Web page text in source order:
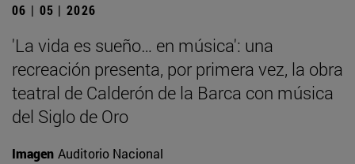
06 | 05 | 2026
'La vida es sueño… en música': una
recreación presenta, por primera vez, la obra
teatral de Calderón de la Barca con música
del Siglo de Oro
Imagen Auditorio Nacional